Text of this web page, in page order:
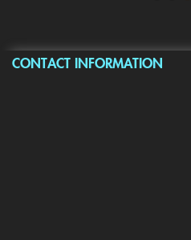
CONTACT INFORMATION